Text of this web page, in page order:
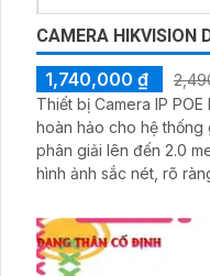
CAMERA HIKVISION
1,740,000 ₫
Thiết bị Camera IP
hoàn hảo cho hệ thống
phân giải lên đến 2.0
hình ảnh sắc nét, rõ ràng. Chất lượng đúng tiêu
bạn không bỏ lỡ bất kỳ